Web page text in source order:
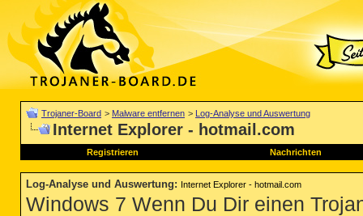
Trojaner-Board > Malware entfernen > Log-Analyse und Auswertung
Internet Explorer - hotmail.com
Registrieren Nachrichten
Log-Analyse und Auswertung: Internet Explorer - hotmail.com
Windows 7 Wenn Du Dir einen